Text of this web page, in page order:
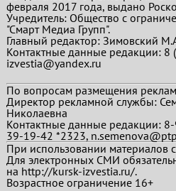
февраля 2017 года, выдано
Учредитель: Общество с
"Смарт Медиа Групп".
Главный редактор:Зимовский
Контактные данные редакции:
izvestia@yandex.ru
По вопросам размещения
Директор рекламной службы:
Николаевна
Контактные данные редакции:
39-19-42 *2323,
При использовании материалов
Для электронных СМИ
на http://kursk-izvestia.ru/.
Возрастное ограничение 16+